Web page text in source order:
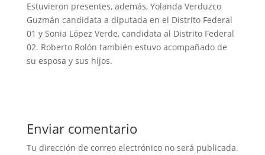
Estuvieron presentes, además, Yolanda Verduzco
Guzmán candidata a diputada en el Distrito Federal
01 y Sonia López Verde, candidata al Distrito Federal
02. Roberto Rolón también estuvo acompañado de
su esposa y sus hijos.
Enviar comentario
Tu dirección de correo electrónico no será publicada.